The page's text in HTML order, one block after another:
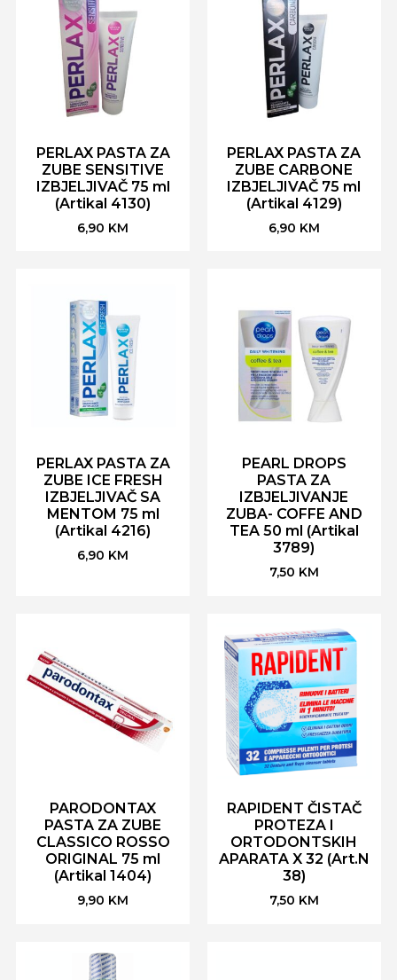
PERLAX PASTA ZA
ZUBE SENSITIVE
IZBJELJIVAČ 75 ml
(Artikal 4130)
6,90 KM
PERLAX PASTA ZA
ZUBE CARBONE
IZBJELJIVAČ 75 ml
(Artikal 4129)
6,90 KM
PERLAX PASTA ZA
ZUBE ICE FRESH
IZBJELJIVAČ SA
MENTOM 75 ml
(Artikal 4216)
6,90 KM
PEARL DROPS
PASTA ZA
IZBJELJIVANJE
ZUBA- COFFE AND
TEA 50 ml (Artikal
3789)
7,50 KM
PARODONTAX
PASTA ZA ZUBE
CLASSICO ROSSO
ORIGINAL 75 ml
(Artikal 1404)
9,90 KM
RAPIDENT ČISTAČ
PROTEZA I
ORTODONTSKIH
APARATA X 32 (Art.N
38)
7,50 KM